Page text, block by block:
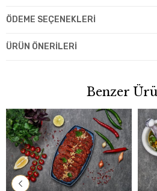
ÖDEME SEÇENEKLERI
ÜRÜN ÖNERILERI
Benzer